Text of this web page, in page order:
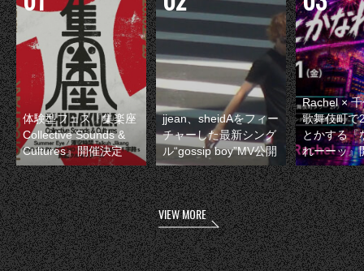
体験型フェス『集楽座
Collective Sounds &
Cultures』開催決定
jjean、sheidAをフィー
チャーした最新シング
ル“gossip boy”MV公開
Rachel ×
歌舞伎町で
とかする『
れーーッ』
VIEW MORE